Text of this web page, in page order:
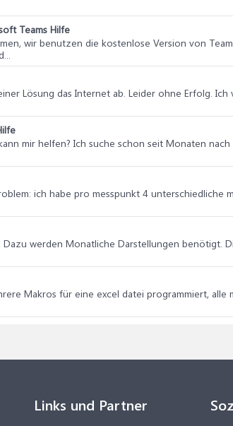
Teams Hilfe
wir benutzen die kostenlose Version von
Lösung das Internet ab. Leider ohne Erfolg.
mir helfen? Ich suche schon seit Monaten
ich habe pro messpunkt 4 unterschiedliche
werden Monatliche Darstellungen benötigt.
Makros für eine excel datei programmiert, alle
Links und Partner